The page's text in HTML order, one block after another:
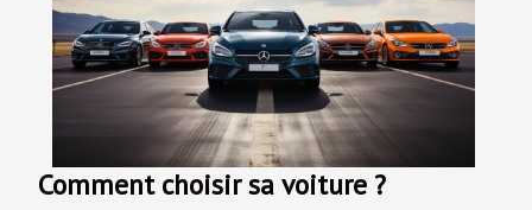
Comment choisir sa voiture ?